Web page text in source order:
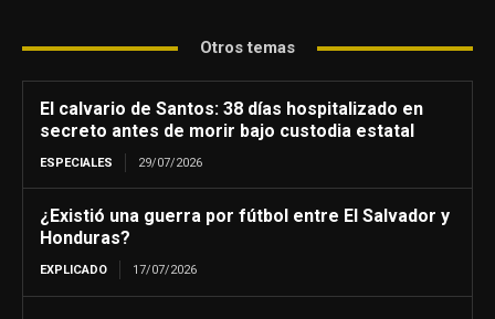
Otros temas
El calvario de Santos: 38 días hospitalizado en
secreto antes de morir bajo custodia estatal
ESPECIALES 29/07/2026
¿Existió una guerra por fútbol entre El Salvador y
Honduras?
EXPLICADO 17/07/2026